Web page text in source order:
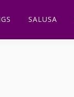
SALUSA